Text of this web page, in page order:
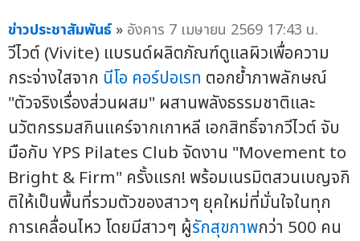
ข่าวประชาสัมพันธ์ » อังคาร 7 เมษายน 2569 17:43 น.
วีไวต์ (Vivite) แบรนด์ผลิตภัณฑ์ดูแลผิวเพื่อความ
กระจ่างใสจาก นีโอ คอร์ปอเรท ตอกย้ำภาพลักษณ์
"ตัวจริงเรื่องส่วนผสม" ผสานพลังธรรมชาติและ
นวัตกรรมสกินแคร์จากเกาหลี เอกสิทธิ์จากวีไวต์ จับ
มือกับ YPS Pilates Club จัดงาน "Movement to
Bright & Firm" ครั้งแรก! พร้อมเนรมิตสวนเบญจกิ
ติให้เป็นพื้นที่รวมตัวของสาวๆ ยุคใหม่ที่มั่นใจในทุก
การเคลื่อนไหว โดยมีสาวๆ ผู้รักสุขภาพกว่า 500 คน